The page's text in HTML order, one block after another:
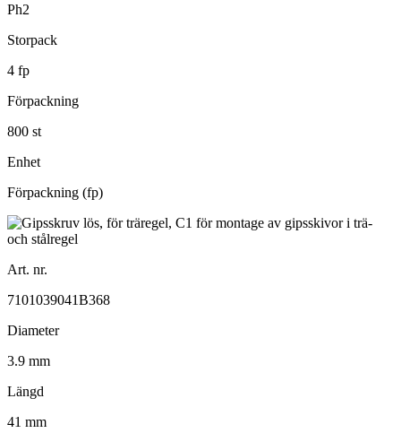
Ph2
Storpack
4 fp
Förpackning
800 st
Enhet
Förpackning (fp)
Art. nr.
7101039041B368
Diameter
3.9 mm
Längd
41 mm